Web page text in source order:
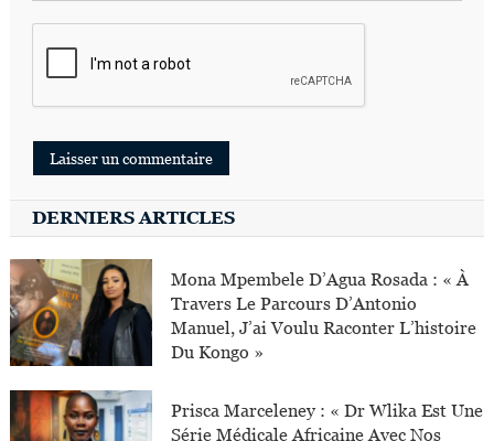
DERNIERS ARTICLES
Mona Mpembele D’Agua Rosada : « À
Travers Le Parcours D’Antonio
Manuel, J’ai Voulu Raconter L’histoire
Du Kongo »
Prisca Marceleney : « Dr Wlika Est Une
Série Médicale Africaine Avec Nos